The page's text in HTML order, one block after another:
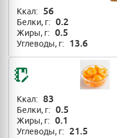
Ккал: 56
Белки, г: 0.2
Жиры, г: 0.5
Углеводы, г: 13.6
Ккал: 83
Белки, г: 0.5
Жиры, г: 0.1
Углеводы, г: 21.5